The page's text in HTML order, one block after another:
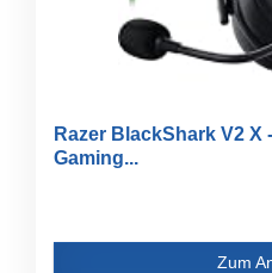
Razer BlackShark V2
Gaming...
Zum